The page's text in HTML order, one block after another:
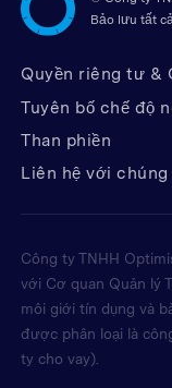
Bảo lưu tất
Quyền riêng tư &
Tuyên bố chế độ
Than phiền
Liên hệ với
Công ty TNHH
với Cơ quan Quản lý
môi giới tín dụng và
được phân loại là
ty cho vay).